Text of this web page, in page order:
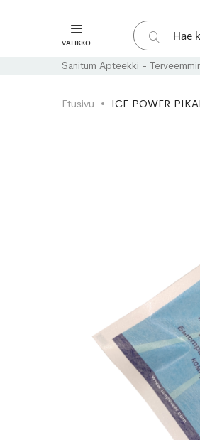
VALIKKO
Hae
Hae
Sanitum Apteekki -
Etusivu ICE POWER